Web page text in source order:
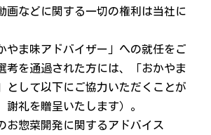
画などに関する一切の権利は当社に
やま味アドバイザー」への就任をご
考を通過された方には、「おかやま
として以下にご協力いただくことが
謝礼を贈呈いたします）。
惣菜開発に関するアドバイス